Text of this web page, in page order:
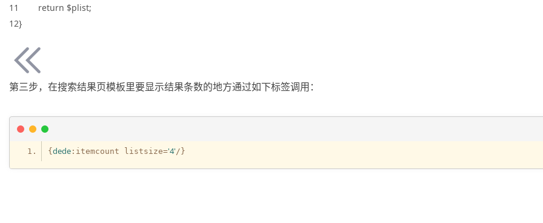
11 return $plist;
12}
第三步，在搜索结果页模板里要显示结果条数的地方通过如下标签调用：
{ dede :itemcount listsize='4'